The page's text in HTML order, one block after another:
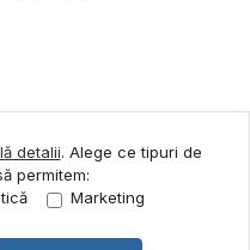
detalii. Alege ce tipuri de
permitem:
Marketing